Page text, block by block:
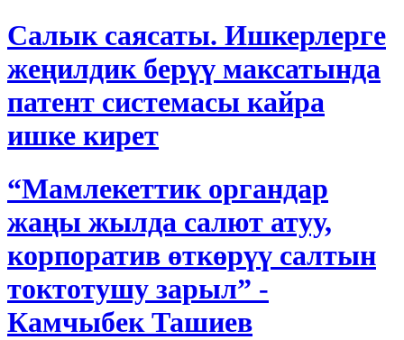
Салык саясаты. Ишкерлерге
жеңилдик берүү максатында
патент системасы кайра
ишке кирет
“Мамлекеттик органдар
жаңы жылда салют атуу,
корпоратив өткөрүү салтын
токтотушу зарыл” -
Камчыбек Ташиев